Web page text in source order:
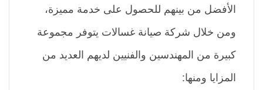
الأفضل من بينهم للحصول على خدمة مميزة،
ومن خلال شركة صيانة غسالات يتوفر مجموعة
كبيرة من المهندسين والفنيين لديهم العديد من
المزايا ومنها: